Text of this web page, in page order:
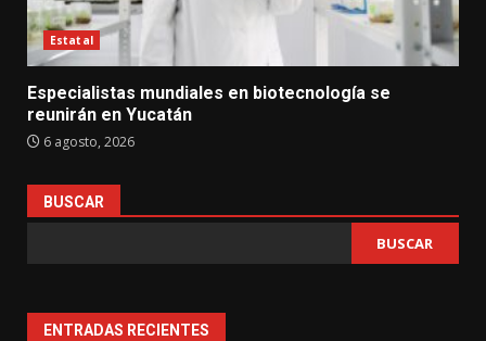
Estatal
Especialistas mundiales en biotecnología se
reunirán en Yucatán
6 agosto, 2026
BUSCAR
BUSCAR
ENTRADAS RECIENTES